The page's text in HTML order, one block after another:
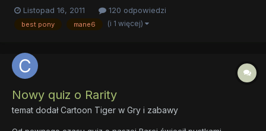
dyskusji.
Listopad 16, 2011 120 odpowiedzi
best pony mane6 (i 1 więcej)
Nowy quiz o Rarity
temat dodałCartoon Tiger w Gry i zabawy